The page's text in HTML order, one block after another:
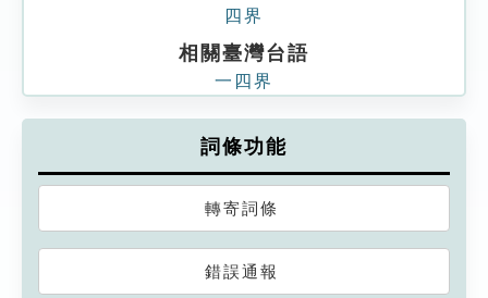
四界
相關臺灣台語
一四界
詞條功能
轉寄詞條
錯誤通報